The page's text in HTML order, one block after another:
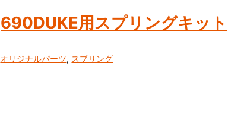
690DUKE用スプリングキット
オリジナルパーツ, スプリング